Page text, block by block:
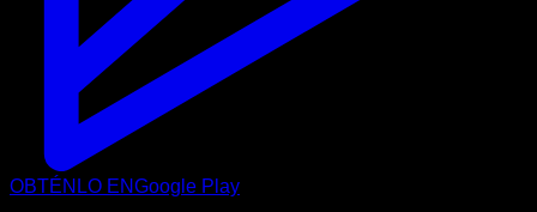
OBTÉNLO ENGoogle Play